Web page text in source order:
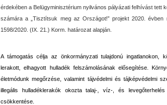
érdekében a Belügyminisztérium nyilvános pályázati felhívást tett
számára a „Tisztítsuk meg az Országot!” projekt 2020. évben
1598/2020. (IX. 21.) Korm. határozat alapján.
A támogatás célja az önkormányzati tulajdonú ingatlanokon,
lerakott, elhagyott hulladék felszámolásának elősegítése.
életmódunk megőrzése, valamint tájvédelmi és tájképvédelmi
illegális hulladéklerakók okozta talaj-, víz-, és levegőterhelés
csökkentése.